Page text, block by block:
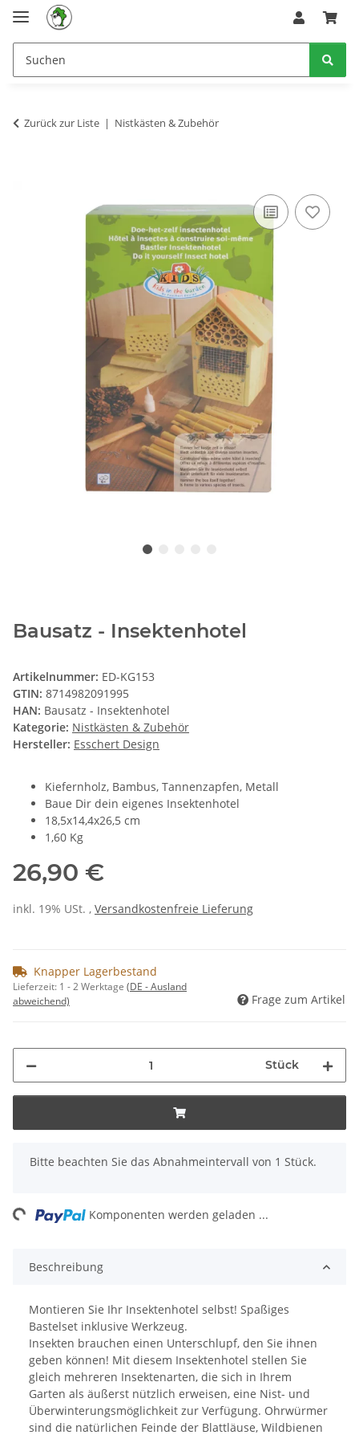
Zurück zur Liste Nistkästen & Zubehör
Bausatz - Insektenhotel
Artikelnummer: ED-KG153
GTIN: 8714982091995
HAN: Bausatz - Insektenhotel
Kategorie: Nistkästen & Zubehör
Hersteller: Esschert Design
Kiefernholz, Bambus, Tannenzapfen, Metall
Baue Dir dein eigenes Insektenhotel
18,5x14,4x26,5 cm
1,60 Kg
26,90 €
inkl. 19% USt. , Versandkostenfreie Lieferung
Knapper Lagerbestand
Lieferzeit: 1 - 2 Werktage (DE - Ausland
abweichend)
Frage zum Artikel
Stück
x
Bitte beachten Sie das Abnahmeintervall von 1 Stück.
Komponenten werden geladen ...
Beschreibung
Montieren Sie Ihr Insektenhotel selbst! Spaßiges
Bastelset inklusive Werkzeug.
Insekten brauchen einen Unterschlupf, den Sie ihnen
geben können! Mit diesem Insektenhotel stellen Sie
gleich mehreren Insektenarten, die sich in Ihrem
Garten als äußerst nützlich erweisen, eine Nist- und
Überwinterungsmöglichkeit zur Verfügung. Ohrwürmer
sind die natürlichen Feinde der Blattläuse, Wildbienen